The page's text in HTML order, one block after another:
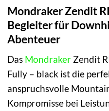
Mondraker Zendit
Begleiter für
Abenteuer
Das Mondraker Zendit
Fully – black ist die
anspruchsvolle
Kompromisse bei